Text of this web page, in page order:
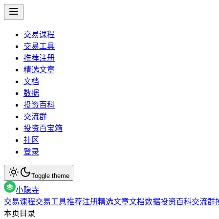
交易课程
交易工具
推荐注册
精选文章
文档
数据
投资百科
交流群
投资百宝箱
社区
登录
Toggle theme
小隐寺
交易课程交易工具推荐注册精选文章文档数据投资百科交流群
本页目录